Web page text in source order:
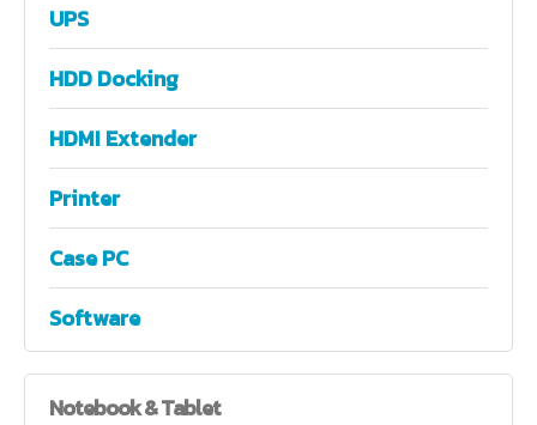
UPS
HDD Docking
HDMI Extender
Printer
Case PC
Software
Notebook& Tablet